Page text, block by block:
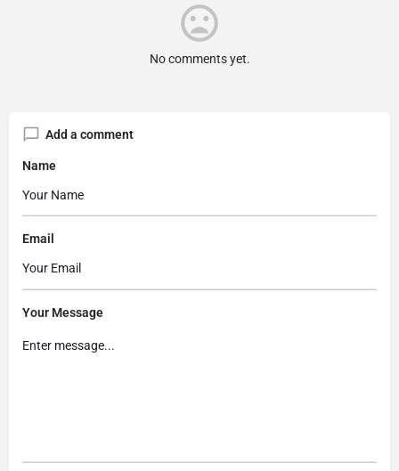
No comments yet.
Add a comment
Name
Email
Your Message